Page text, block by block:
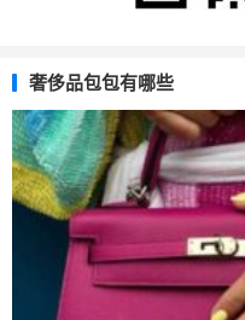
奢侈品包包有哪些